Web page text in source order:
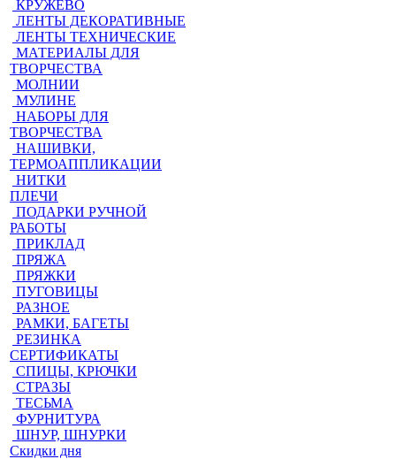
КРУЖЕВО
ЛЕНТЫ ДЕКОРАТИВНЫЕ
ЛЕНТЫ ТЕХНИЧЕСКИЕ
МАТЕРИАЛЫ ДЛЯ
ТВОРЧЕСТВА
МОЛНИИ
МУЛИНЕ
НАБОРЫ ДЛЯ
ТВОРЧЕСТВА
НАШИВКИ,
ТЕРМОАППЛИКАЦИИ
НИТКИ
ПЛЕЧИ
ПОДАРКИ РУЧНОЙ
РАБОТЫ
ПРИКЛАД
ПРЯЖА
ПРЯЖКИ
ПУГОВИЦЫ
РАЗНОЕ
РАМКИ, БАГЕТЫ
РЕЗИНКА
СЕРТИФИКАТЫ
СПИЦЫ, КРЮЧКИ
СТРАЗЫ
ТЕСЬМА
ФУРНИТУРА
ШНУР, ШНУРКИ
Скидки дня